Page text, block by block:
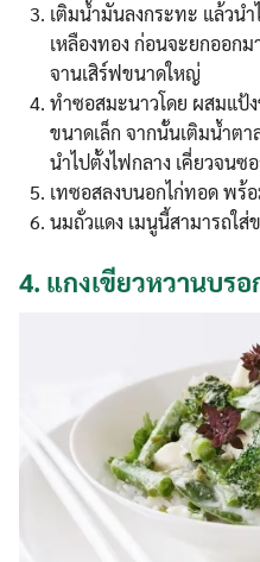
เติมน้ำมันลงกระทะ แล้วน
เหลืองทอง ก่อนจะยกออก
จานเสิร์ฟขนาดใหญ่
ทำซอสมะนาวโดย ผสมแป้
ขนาดเล็ก จากนั้นเติมน้ำต
นำไปตั้งไฟกลาง เคี่ยวจนซ
เทซอสลงบนอกไก่ทอด พร้
นมถั่วแดง เมนูนี้สามารถใ
4. แกงเขียวหวานบร